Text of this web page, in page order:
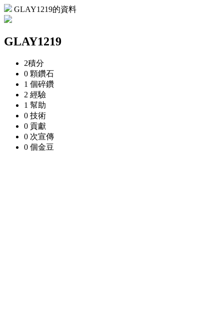
GLAY1219的資料
GLAY1219
2積分
0 顆鑽石
1 個碎鑽
2 經驗
1 幫助
0 技術
0 貢獻
0 次宣傳
0 個金豆